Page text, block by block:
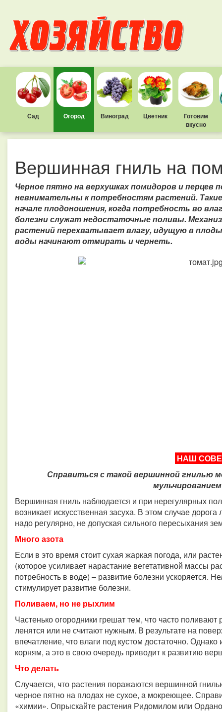
Сад Огород Виноград Цветник
Готовим
вкусно
Вершинная гниль на
Черное пятно на верхушках помидоров и перцев
невнимательны к потребностям растений.
начале плодоношения, когда потребность во
болезни служат недостаточные поливы.
растений перехватывает влагу, идущую в
воды начинают отмирать и чернеть.
НАШ
Справиться с такой вершинной гнилью
Вершинная гниль наблюдается и при нерегулярных
возникает искусственная засуха. В этом случае
надо регулярно, не допуская сильного пересыхания
Много азота
Если в это время стоит сухая жаркая погода, или
(которое усиливает нарастание вегетативной массы
потребность в воде) – развитие болезни ускоряется.
стимулирует развитие болезни.
Поливаем, но не рыхлим
Частенько огородники грешат тем, что часто
ленятся или не считают нужным. В результате на
впечатление, что влаги под кустом достаточно.
корням, а это в свою очередь приводит к развитию
Что делать
Случается, что растения поражаются вершинной
черное пятно на плодах не сухое, а мокреющее.
«химии». Опрыскайте растения Ридомилом или